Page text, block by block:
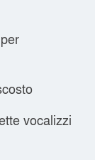
vocalizzi